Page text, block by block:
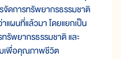
จัดการทรัพยากรธรรมชาติ
แผนที่แล้วมา โดยแยกเป็น
รัพยากรธรรมชาติ และ
เพื่อคุณภาพชีวิต